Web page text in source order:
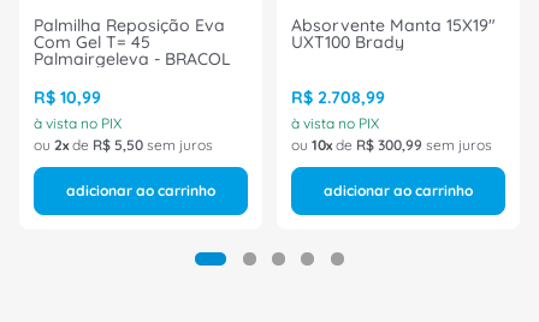
Palmilha Reposição Eva
Com Gel T= 45
Palmairgeleva - BRACOL
R$ 10,99
à vista no PIX
ou 2 de R$ 5,50 sem juros
adicionar ao carrinho
Absorvente Manta 15X19"
UXT100 Brady
R$ 2.708,99
à vista no PIX
ou 10 de R$ 300,99 sem juros
adicionar ao carrinho